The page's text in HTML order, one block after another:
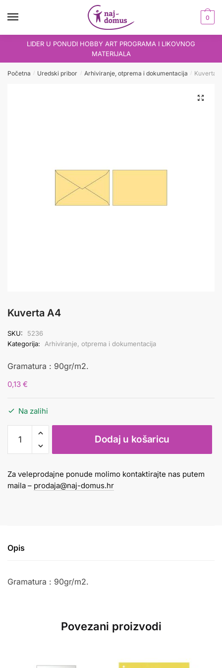
0
LIDER U PONUDI HOBBY ART PROGRAMA I LIKOVNOG
MATERIJALA
Početna / Uredski pribor / Arhiviranje, otprema i dokumentacija / Kuverta
Kuverta A4
SKU:
5236
Kategorija:
Arhiviranje, otprema i dokumentacija
Gramatura : 90gr/m2.
0,13 €
Na zalihi
količina
Dodaj u košaricu
Za veleprodajne ponude molimo kontaktirajte nas putem
maila – prodaja@naj-domus.hr
Opis
Gramatura : 90gr/m2.
Povezani proizvodi